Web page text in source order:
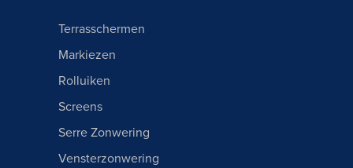
Terrasschermen
Markiezen
Rolluiken
Screens
Serre Zonwering
Vensterzonwering